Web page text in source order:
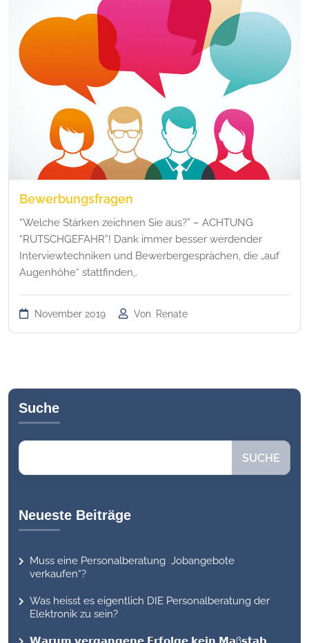
Bewerbungsfragen
“Welche Stärken zeichnen Sie aus?” – ACHTUNG
“RUTSCHGEFAHR”! Dank immer besser werdender
Interviewtechniken und Bewerbergesprächen, die „auf
Augenhöhe“ stattfinden,.
November 2019 Von Renate
Suche
Suchen SUCHE
Neueste Beiträge
Muss eine Personalberatung Jobangebote
verkaufen“?
Was heisst es eigentlich DIE Personalberatung der
Elektronik zu sein?